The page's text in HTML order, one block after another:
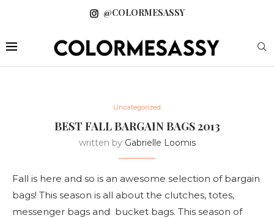
@COLORMESASSY
Uncategorized
BEST FALL BARGAIN BAGS 2013
written by Gabrielle Loomis
Fall is here and so is an awesome selection of bargain
bags! This season is all about the clutches, totes,
messenger bags and bucket bags. This season of